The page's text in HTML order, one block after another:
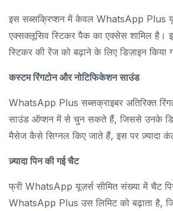
इस सब्सक्रिप्शन में केवल WhatsApp Plus
एक्सक्लूसिव स्टिकर पैक का एक्सेस शामिल है।
स्टिकर की रेंज को बढ़ाने के लिए डिज़ाइन किया
कस्टम रिंगटोन और नोटिफिकेशन साउंड
WhatsApp Plus सब्सक्राइबर अतिरिक्त
साउंड ऑप्शन में से चुन सकते हैं, जिससे उनके
मैसेज कैसे सिग्नल किए जाते हैं, इस पर ज़्यादा
ज़्यादा पिन की गई चैट
फ्री WhatsApp यूज़र्स सीमित संख्या में चैट
WhatsApp Plus उस लिमिट को बढ़ाता है,